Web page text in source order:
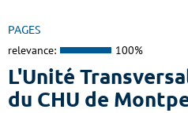
PAGES
relevance: 100%
L'Unité
du CHU de